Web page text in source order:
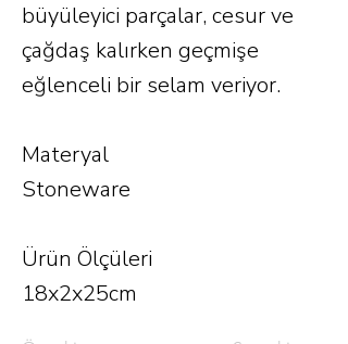
büyüleyici parçalar, cesur ve
çağdaş kalırken geçmişe
eğlenceli bir selam veriyor.
Materyal
Stoneware
Ürün Ölçüleri
18x2x25cm